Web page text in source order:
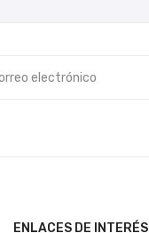
ENLACES DE INTERÉS